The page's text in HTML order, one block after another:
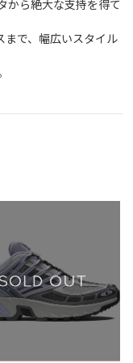
から絶大な支持を得て
まで、幅広いスタイル